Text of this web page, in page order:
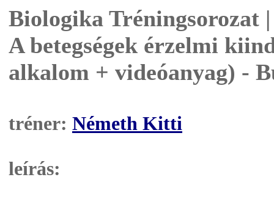
Biologika Tréningsorozat
A betegségek érzelmi
alkalom + videóanyag) -
tréner: Németh Kitti
leírás: